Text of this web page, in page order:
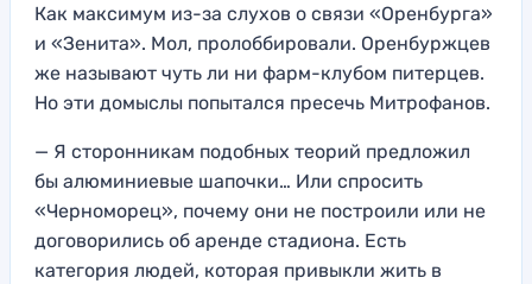
Как максимум из-за слухов о связи «Оренбурга»
и «Зенита». Мол, пролоббировали. Оренбуржцев
же называют чуть ли ни фарм-клубом питерцев.
Но эти домыслы попытался пресечь Митрофанов.
— Я сторонникам подобных теорий предложил
бы алюминиевые шапочки… Или спросить
«Черноморец», почему они не построили или не
договорились об аренде стадиона. Есть
категория людей, которая привыкли жить в